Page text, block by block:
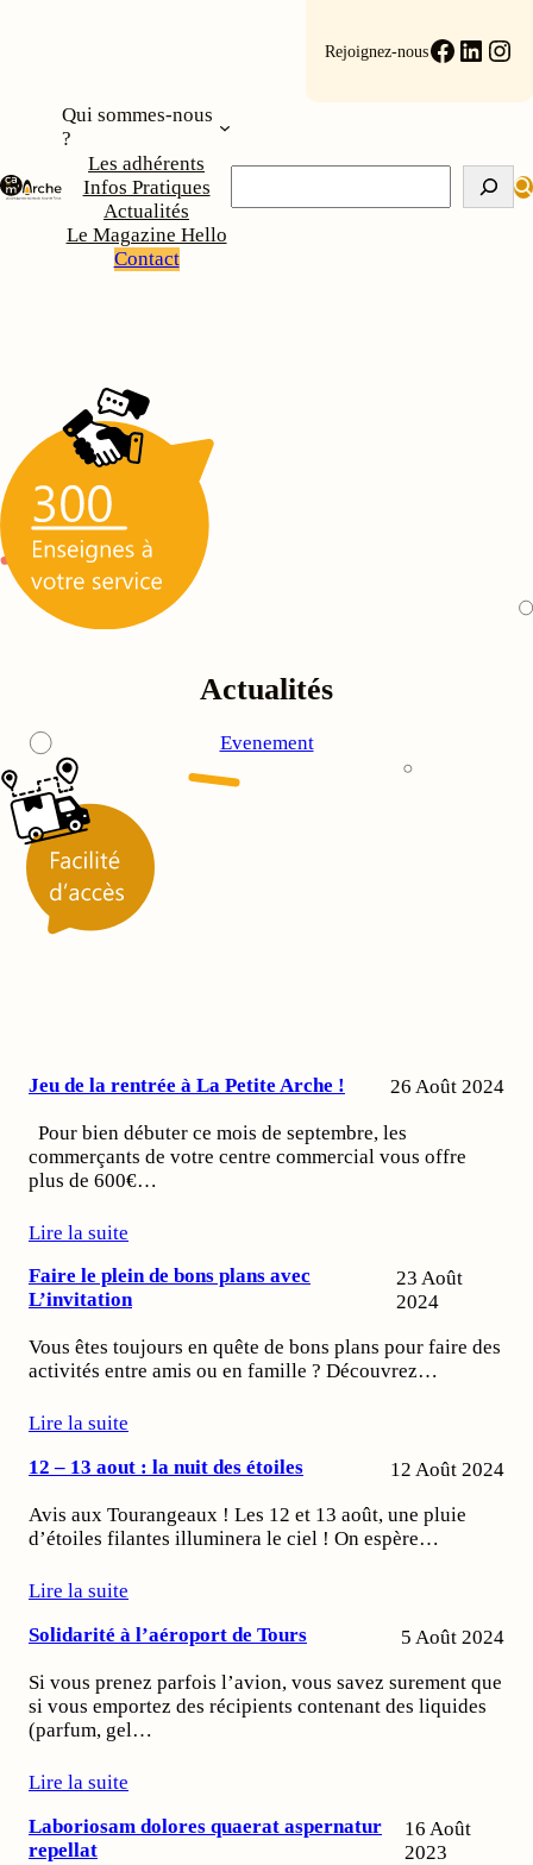
Rejoignez-nous
Qui sommes-nous
?
Les adhérents
Infos Pratiques
Actualités
Le Magazine Hello
Contact
Actualités
Evenement
Jeu de la rentrée à La Petite Arche ! 26 Août 2024
Pour bien débuter ce mois de septembre, les
commerçants de votre centre commercial vous offre
plus de 600€…
Lire la suite
Faire le plein de bons plans avec
L’invitation
23 Août
2024
Vous êtes toujours en quête de bons plans pour faire des
activités entre amis ou en famille ? Découvrez…
Lire la suite
12 – 13 aout : la nuit des étoiles
12 Août 2024
Avis aux Tourangeaux ! Les 12 et 13 août, une pluie
d’étoiles filantes illuminera le ciel ! On espère…
Lire la suite
Solidarité à l’aéroport de Tours
5 Août 2024
Si vous prenez parfois l’avion, vous savez surement que
si vous emportez des récipients contenant des liquides
(parfum, gel…
Lire la suite
Laboriosam dolores quaerat aspernatur
repellat
16 Août
2023